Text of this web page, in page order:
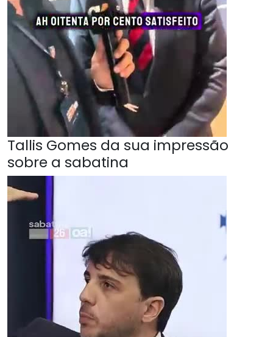
Tallis Gomes da sua impressão
sobre a sabatina